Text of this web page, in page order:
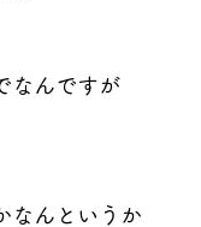
なんですが
なんというか